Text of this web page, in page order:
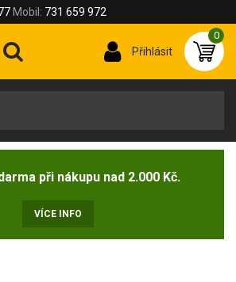
Mobil: 731 659 972
Přihlásit
0
při nákupu nad 2.000 Kč.
VÍCE INFO